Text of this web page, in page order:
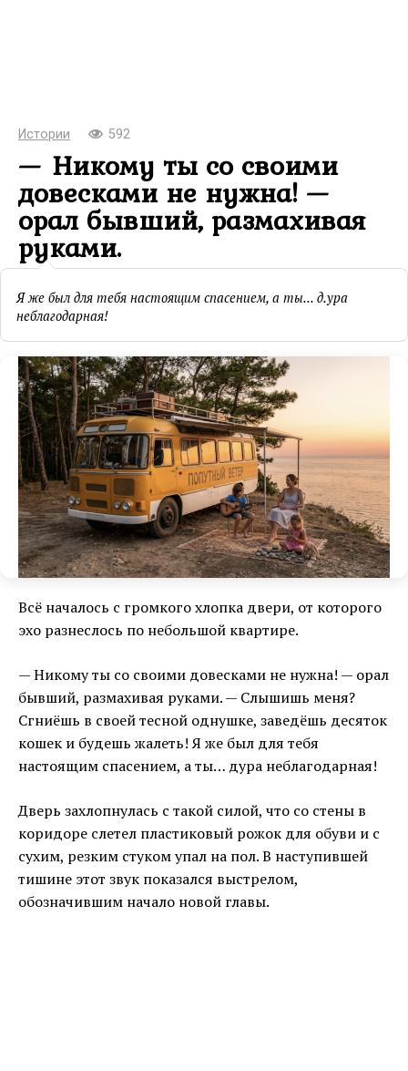
Истории 592
— Никому ты со своими
довесками не нужна! —
орал бывший, размахивая
руками.
Я же был для тебя настоящим спасением, а ты... д.ура
неблагодарная!
Всё началось с громкого хлопка двери, от которого
эхо разнеслось по небольшой квартире.
— Никому ты со своими довесками не нужна! — орал
бывший, размахивая руками. — Слышишь меня?
Сгниёшь в своей тесной однушке, заведёшь десяток
кошек и будешь жалеть! Я же был для тебя
настоящим спасением, а ты… дура неблагодарная!
Дверь захлопнулась с такой силой, что со стены в
коридоре слетел пластиковый рожок для обуви и с
сухим, резким стуком упал на пол. В наступившей
тишине этот звук показался выстрелом,
обозначившим начало новой главы.